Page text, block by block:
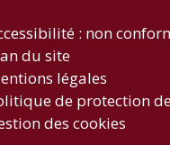
: non
du site
légales
de protection
des cookies